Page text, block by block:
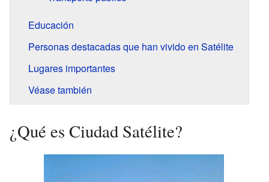
Educación
Personas destacadas que han vivido en Satélite
Lugares importantes
Véase también
¿Qué es Ciudad Satélite?